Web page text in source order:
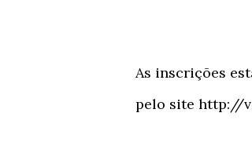
As inscrições
pelo site http://